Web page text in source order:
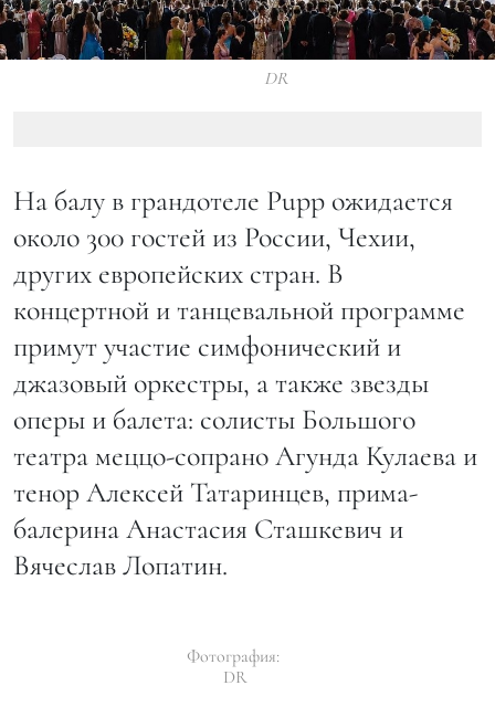
DR
На балу в грандотеле Pupp ожидается
около 300 гостей из России, Чехии,
других европейских стран. В
концертной и танцевальной программе
примут участие симфонический и
джазовый оркестры, а также звезды
оперы и балета: солисты Большого
театра меццо-сопрано Агунда Кулаева и
тенор Алексей Татаринцев, прима-
балерина Анастасия Сташкевич и
Вячеслав Лопатин.
Фотография:
DR